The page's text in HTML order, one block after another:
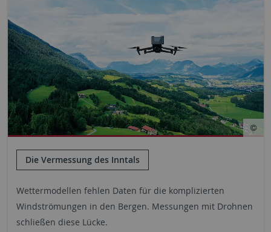
Die Vermessung des Inntals
Wettermodellen fehlen Daten für die komplizierten
Windströmungen in den Bergen. Messungen mit Drohnen
schließen diese Lücke.